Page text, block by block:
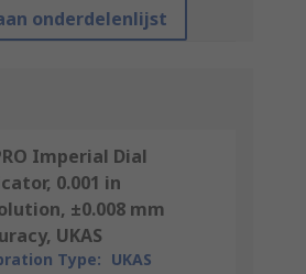
onderdelenlijst
Imperial Dial
0.001 in
±0.008 mm
UKAS
Type: UKAS